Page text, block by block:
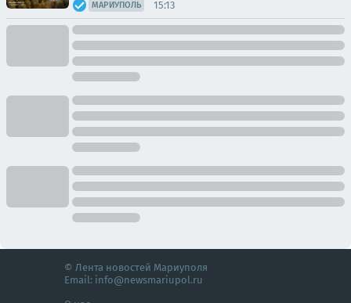
МАРИУПОЛЬ 15:13
© Лента новостей Мариуполя
Email: info@newsmariupol.ru